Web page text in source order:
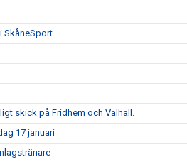
SkåneSport
skick på Fridhem och Valhall.
17 januari